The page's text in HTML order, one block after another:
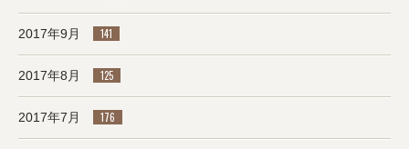
2017年9月 141
2017年8月 125
2017年7月 176